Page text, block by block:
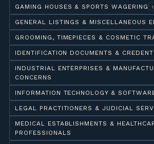
GAMING HOUSES & SPORTS WAGERING
GENERAL LISTINGS & MISCELLANEOUS
GROOMING, TIMEPIECES & COSMETIC
IDENTIFICATION DOCUMENTS &
INDUSTRIAL ENTERPRISES &
CONCERNS
INFORMATION TECHNOLOGY &
LEGAL PRACTITIONERS & JUDICIAL
MEDICAL ESTABLISHMENTS &
PROFESSIONALS